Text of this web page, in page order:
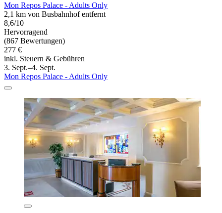
Mon Repos Palace - Adults Only
2,1 km von Busbahnhof entfernt
8,6/10
Hervorragend
(867 Bewertungen)
277 €
inkl. Steuern & Gebühren
3. Sept.–4. Sept.
Mon Repos Palace - Adults Only